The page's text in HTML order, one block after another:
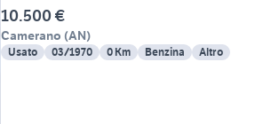
10.500 €
Camerano (AN)
Usato 03/1970 0 Km Benzina Altro